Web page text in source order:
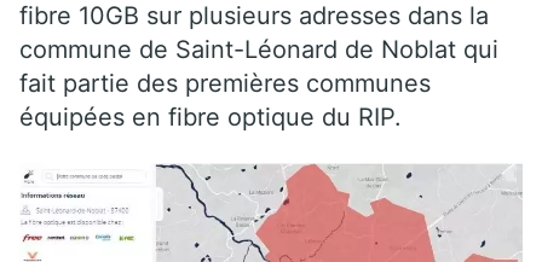
fibre 10GB sur plusieurs adresses dans la
commune de Saint-Léonard de Noblat qui
fait partie des premières communes
équipées en fibre optique du RIP.